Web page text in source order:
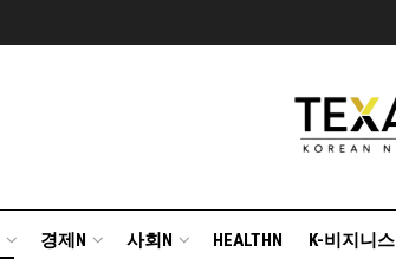
경제N 사회N HEALTHN K-비지니스